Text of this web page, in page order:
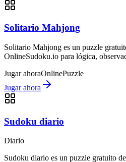
Solitario Mahjong
Solitario Mahjong es un puzzle
OnlineSudoku.io para lógica,
Jugar ahoraOnlinePuzzle
Jugar ahora
Sudoku diario
Diario
Sudoku diario es un puzzle gratuito